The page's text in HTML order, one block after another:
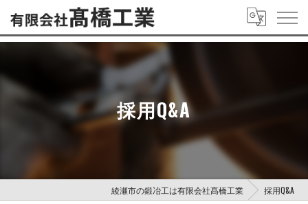
採用Q&A
綾瀬市の鍛冶工は有限会社髙橋工業 採用Q&A